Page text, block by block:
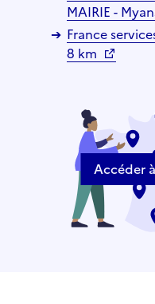
MAIRIE -
France
8 km
Accéder